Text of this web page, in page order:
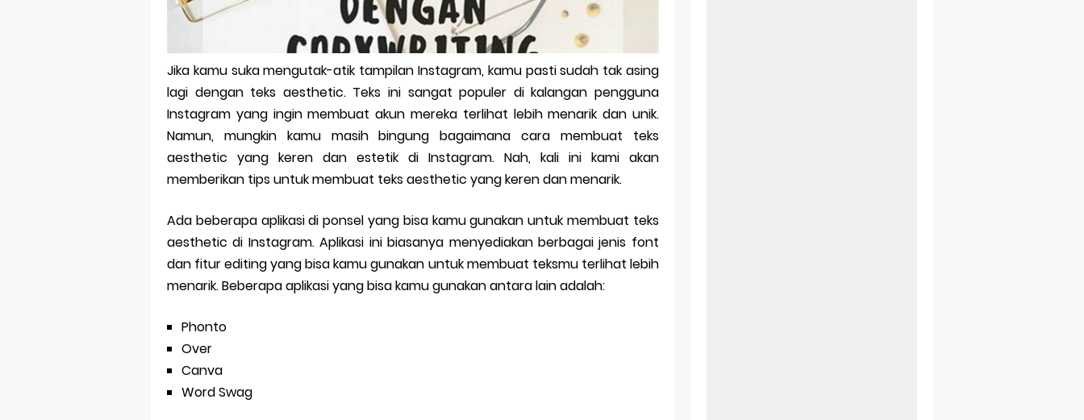
Cara Mengecek Windows Ori
Simpan Profil Ig Dengan Mudah
Aplikasi Togel Android: Solusi Praktis Untuk Pecinta Togel
Siap Video Call, tapi Download Aplikasinya Dulu, Abangku
Jika kamu suka mengutak-atik tampilan Instagram, kamu pasti sudah tak asing
lagi dengan teks aesthetic. Teks ini sangat populer di kalangan pengguna
Instagram yang ingin membuat akun mereka terlihat lebih menarik dan unik.
Namun, mungkin kamu masih bingung bagaimana cara membuat teks
aesthetic yang keren dan estetik di Instagram. Nah, kali ini kami akan
memberikan tips untuk membuat teks aesthetic yang keren dan menarik.
Ada beberapa aplikasi di ponsel yang bisa kamu gunakan untuk membuat teks
aesthetic di Instagram. Aplikasi ini biasanya menyediakan berbagai jenis font
dan fitur editing yang bisa kamu gunakan untuk membuat teksmu terlihat lebih
menarik. Beberapa aplikasi yang bisa kamu gunakan antara lain adalah:
Phonto
Over
Canva
Word Swag